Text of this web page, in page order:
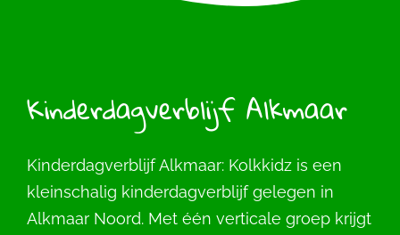
Kinderdagverblijf Alkmaar
Kinderdagverblijf Alkmaar: Kolkkidz is een
kleinschalig kinderdagverblijf gelegen in
Alkmaar Noord. Met één verticale groep krijgt